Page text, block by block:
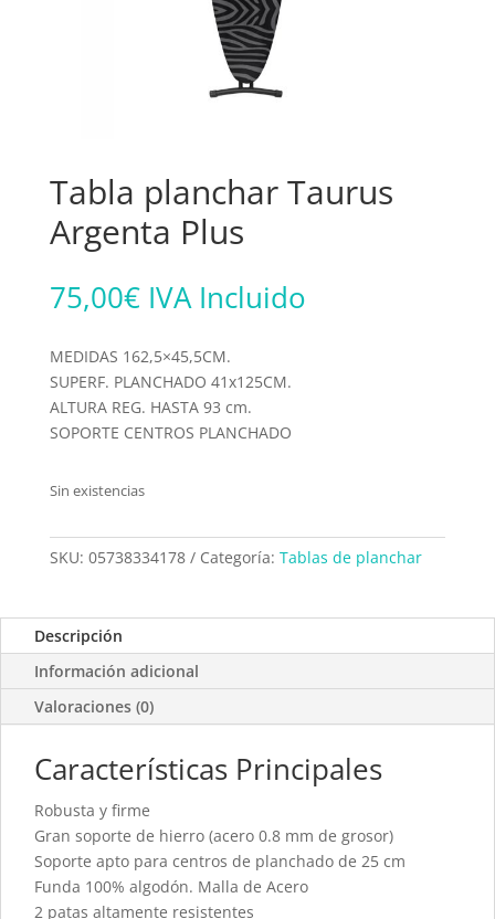
Tabla planchar Taurus
Argenta Plus
75,00€ IVA Incluido
MEDIDAS 162,5×45,5CM.
SUPERF. PLANCHADO 41x125CM.
ALTURA REG. HASTA 93 cm.
SOPORTE CENTROS PLANCHADO
Sin existencias
SKU: 05738334178 Categoría: Tablas de planchar
Descripción
Información adicional
Valoraciones (0)
Características Principales
Robusta y firme
Gran soporte de hierro (acero 0.8 mm de grosor)
Soporte apto para centros de planchado de 25 cm
Funda 100% algodón. Malla de Acero
2 patas altamente resistentes